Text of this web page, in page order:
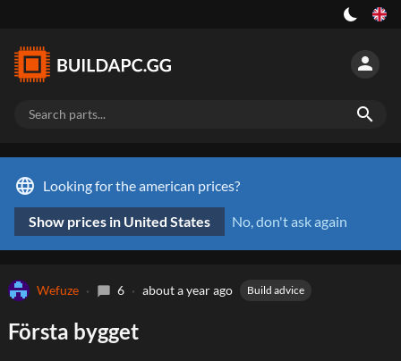
person
search
language Looking for the american prices?
No, don't ask again
Show prices in United States
Wefuze chat_bubble 6 about a year ago Build advice
Första bygget